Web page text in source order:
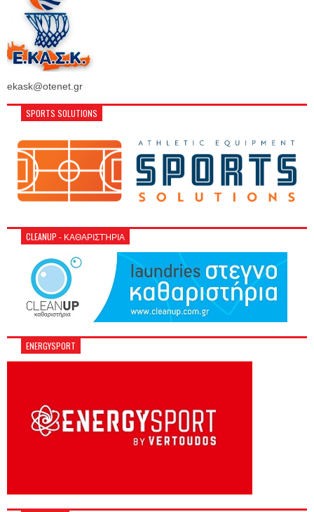
ekask@otenet.gr
SPORTS SOLUTIONS
CLEANUP - ΚΑΘΑΡΙΣΤΉΡΙΑ
ENERGYSPORT